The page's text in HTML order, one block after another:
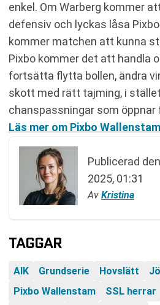
enkel. Om Warberg kommer
defensiv och lyckas låsa
kommer matchen att kunna
Pixbo kommer det att handla
fortsätta flytta bollen, ändra
skott med rätt tajming, i
chanspassningar som öppnar
Läs mer om Pixbo
Publicerad den
2025, 01:31
Av Kristina
TAGGAR
AIK Grundserie Hovslätt
Pixbo Wallenstam
SSL herrar